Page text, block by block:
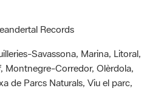
Savassona, Marina, Litoral,
Montnegre-Corredor, Olèrdola,